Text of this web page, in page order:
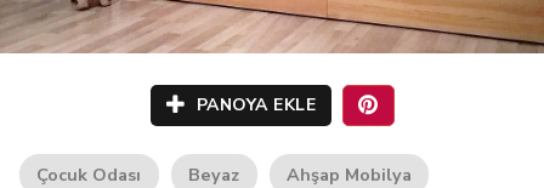
PANOYA EKLE
Çocuk Odası Beyaz
Ahşap Mobilya